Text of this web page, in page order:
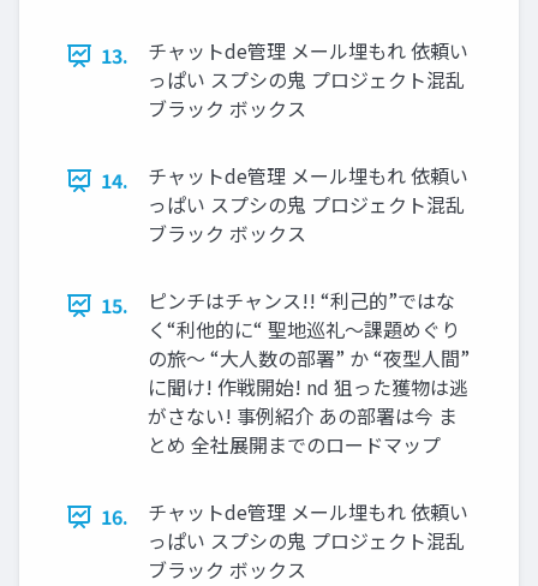
13.
チャットde管理 メール埋もれ 依頼い
っぱい スプシの鬼 プロジェクト混乱
ブラック ボックス
14.
チャットde管理 メール埋もれ 依頼い
っぱい スプシの鬼 プロジェクト混乱
ブラック ボックス
15.
ピンチはチャンス!! “利己的”ではな
く“利他的に“ 聖地巡礼～課題めぐり
の旅～ “大人数の部署” か “夜型人間”
に聞け! 作戦開始! nd 狙った獲物は逃
がさない! 事例紹介 あの部署は今 ま
とめ 全社展開までのロードマップ
16.
チャットde管理 メール埋もれ 依頼い
っぱい スプシの鬼 プロジェクト混乱
ブラック ボックス